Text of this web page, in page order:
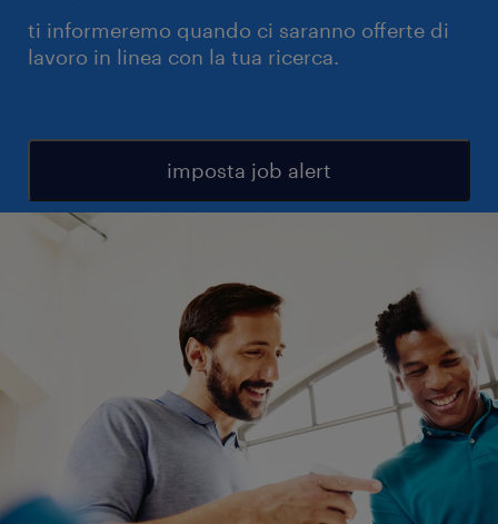
ti informeremo quando ci saranno offerte di
lavoro in linea con la tua ricerca.
imposta job alert